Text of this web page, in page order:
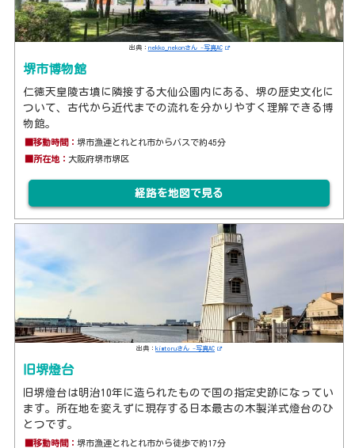
出典： nekko_nekonさん -写真AC
堺市博物館
仁徳天皇陵古墳に隣接する大仙公園内にある、堺の歴史文化に
ついて、古代から近代までの流れを分かりやすく理解できる博
物館。
■移動時間：堺市漁連とれとれ市からバスで約45分
■所在地： 大阪府堺市堺区
経路を地図で見る
出典：kimtoruさん -写真AC
旧堺燈台
旧堺燈台は明治10年に造られたもので国の指定史跡になってい
ます。所在地を変えずに現存する日本最古の木製洋式燈台のひ
とつです。
■移動時間：堺市漁連とれとれ市から徒歩で約17分